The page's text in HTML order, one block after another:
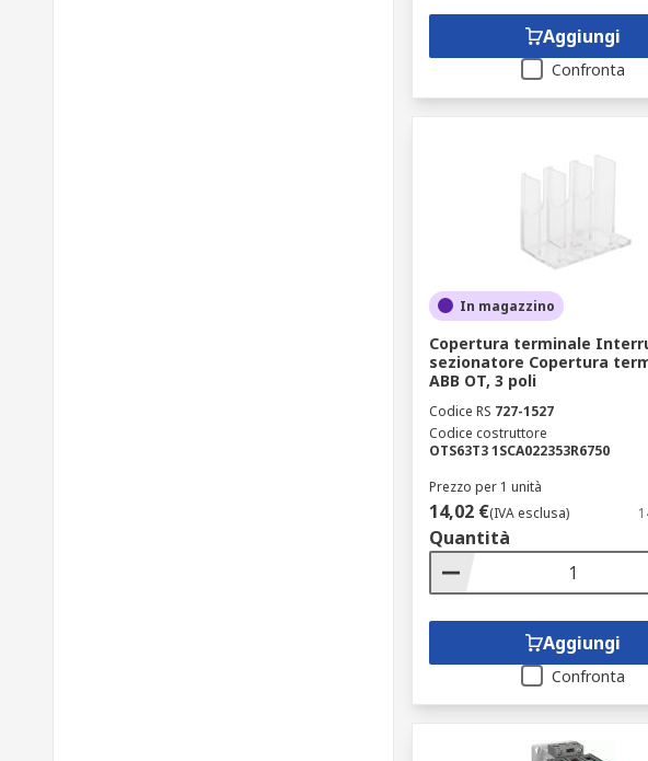
Aggiungi
Confronta
In magazzino
Copertura terminale
sezionatore Copertura
ABB OT, 3 poli
Codice RS 727-1527
Codice costruttore
OTS63T3 1SCA022353R6750
Prezzo per 1 unità
14,02 €(IVA esclusa)
Quantità
Aggiungi
Confronta